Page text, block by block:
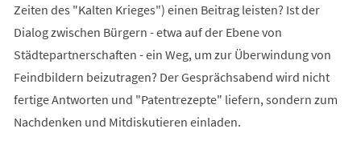
Zeiten des "Kalten Krieges") einen Beitrag leisten? Ist der
Dialog zwischen Bürgern - etwa auf der Ebene von
Städtepartnerschaften - ein Weg, um zur Überwindung von
Feindbildern beizutragen? Der Gesprächsabend wird nicht
fertige Antworten und "Patentrezepte" liefern, sondern zum
Nachdenken und Mitdiskutieren einladen.